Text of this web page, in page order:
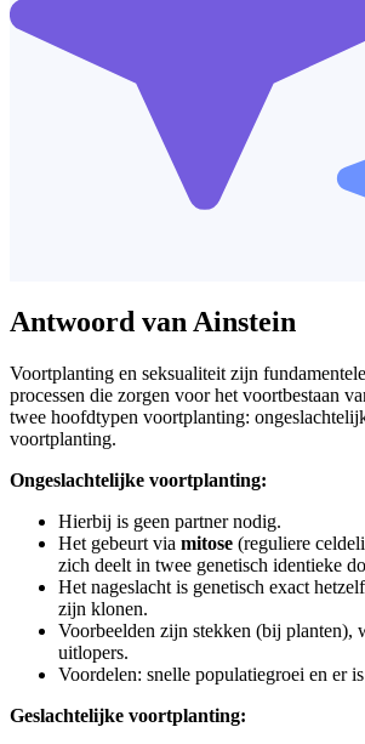
Antwoord van Ainstein
Voortplanting en seksualiteit zijn
processen die zorgen voor het voortbestaan
twee hoofdtypen voortplanting:
voortplanting.
Ongeslachtelijke voortplanting:
Hierbij is geen partner nodig.
Het gebeurt via mitose (reguliere
zich deelt in twee genetisch identieke
Het nageslacht is genetisch exact
zijn klonen.
Voorbeelden zijn stekken (bij planten),
uitlopers.
Voordelen: snelle populatiegroei en er
Geslachtelijke voortplanting: